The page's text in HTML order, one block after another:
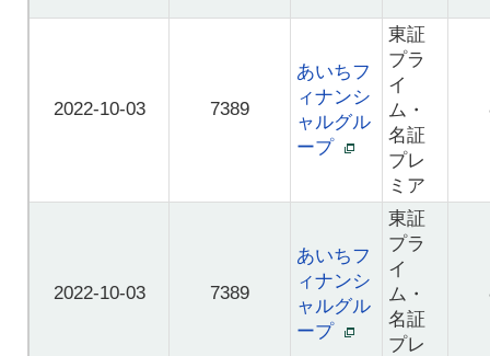
2022-10-03 7389
あいちフ
ィナンシ
ャルグル
ープ
東証
プラ
イ
ム・
名証
プレ
ミア
2022-10-03 7389
あいちフ
ィナンシ
ャルグル
ープ
東証
プラ
イ
ム・
名証
プレ